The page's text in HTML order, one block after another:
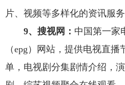
片、视频等多样化的资讯服务
9、搜视网： 中国第一家
（epg）网站，提供电视直
单，电视剧分集剧情介绍，